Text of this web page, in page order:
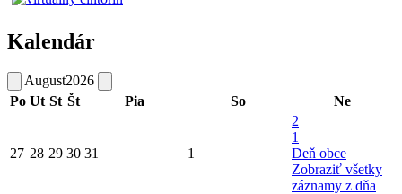
Kalendár
August2026
Po Ut St Št Pia So Ne
27 28 29 30 31 1
2
1
Deň obce
Zobraziť všetky
záznamy z dňa